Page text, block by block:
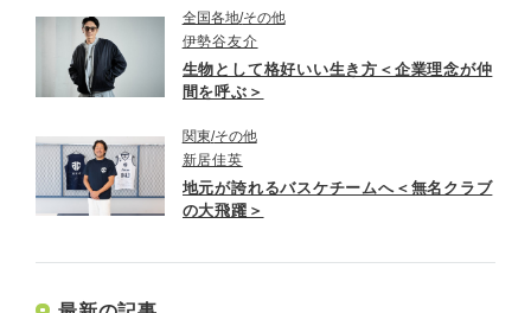
全国各地 その他
伊勢谷友介
生物として格好いい生き方＜企業理念が仲
間を呼ぶ＞
関東 その他
新居佳英
地元が誇れるバスケチームへ＜無名クラブ
の大飛躍＞